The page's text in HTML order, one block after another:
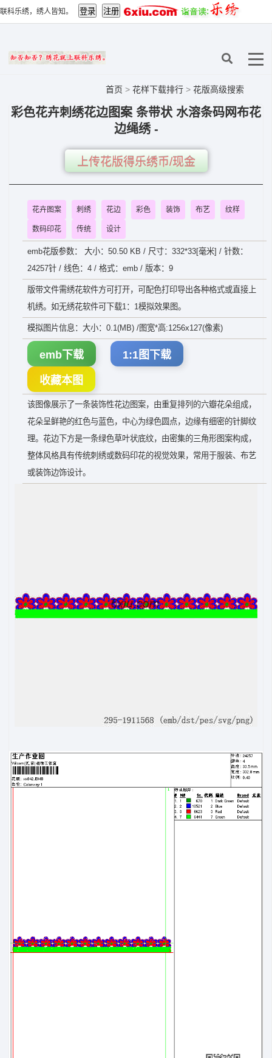
联科乐绣，绣人皆知。
首页 > 花样下载排行 > 花版高级搜索
彩色花卉刺绣花边图案 条带状 水溶条码网布花
边绳绣 -
上传花版得乐绣币/现金
花卉图案 刺绣 花边 彩色 装饰 布艺 纹样
数码印花 传统 设计
emb花版参数： 大小：50.50 KB / 尺寸：332*33[毫米] / 针数：
24257针 / 线色：4 / 格式：emb / 版本：9
版带文件需绣花软件方可打开，可配色打印导出各种格式或直接上
机绣。如无绣花软件可下载1：1模拟效果图。
模拟图片信息：大小：0.1(MB) /图宽*高:1256x127(像素)
emb下载 1:1图下载
收藏本图
该图像展示了一条装饰性花边图案，由重复排列的六瓣花朵组成，
花朵呈鲜艳的红色与蓝色，中心为绿色圆点，边缘有细密的针脚纹
理。花边下方是一条绿色草叶状底纹，由密集的三角形图案构成，
整体风格具有传统刺绣或数码印花的视觉效果，常用于服装、布艺
或装饰边饰设计。